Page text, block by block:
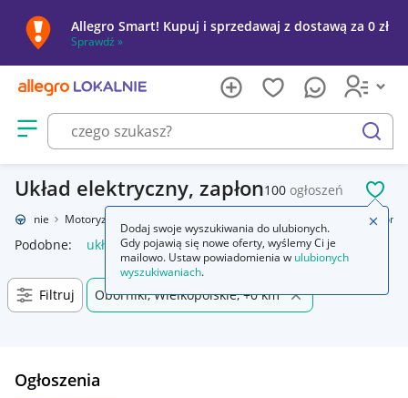
Allegro Smart! Kupuj i sprzedawaj z dostawą za 0 zł
Sprawdź »
Otwórz menu z kategoriami
szukaj
Układ elektryczny, zapłon100 ogłoszeń
Lokalnie Motoryzacja Układ elektryczny, zapłon
Podobne: układ elektryczny zapłon
Filtruj Oborniki, Wielkopolskie, +0 km
Ogłoszenia
Dodaj swoje wyszukiwania do ulubionych.
Gdy pojawią się nowe oferty, wyślemy Ci je
mailowo. Ustaw powiadomienia w ulubionych
wyszukiwaniach.